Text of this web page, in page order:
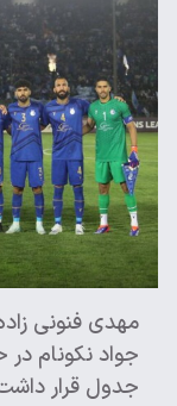
مهدی فنونی
جواد نکونام
جدول قرار